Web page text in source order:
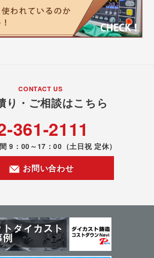
CONTACT US
り・ご相談はこちら
361-2111
9：00～17：00 （土日祝 定休）
お問い合わせ